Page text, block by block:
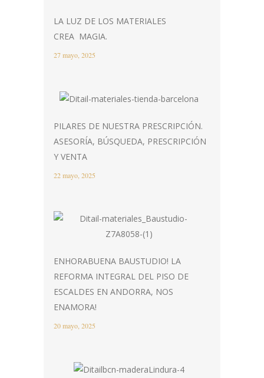
LA LUZ DE LOS MATERIALES
CREA MAGIA.
27 mayo, 2025
PILARES DE NUESTRA PRESCRIPCIÓN.
ASESORÍA, BÚSQUEDA, PRESCRIPCIÓN
Y VENTA
22 mayo, 2025
ENHORABUENA BAUSTUDIO! LA
REFORMA INTEGRAL DEL PISO DE
ESCALDES EN ANDORRA, NOS
ENAMORA!
20 mayo, 2025